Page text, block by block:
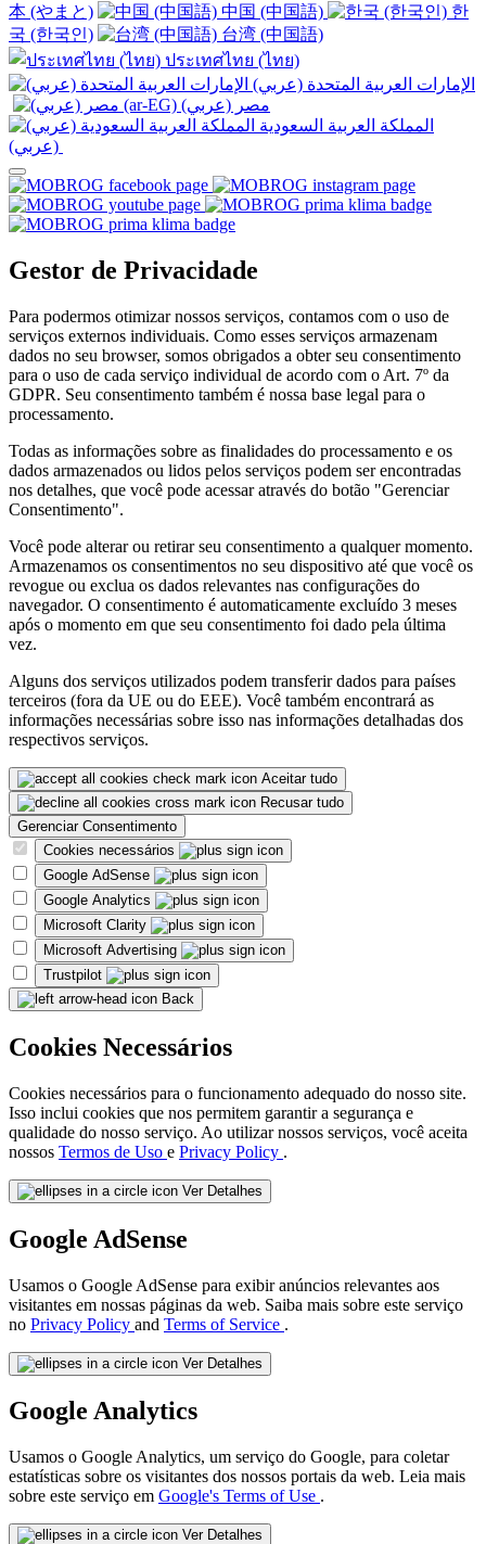
本 (やまと)
中国 (中国語)
한
국 (한국인)
台湾 (中国語)
ประเทศไทย (ไทย)
Gestor de Privacidade
Para podermos otimizar nossos serviços, contamos com o uso de
serviços externos individuais. Como esses serviços armazenam
dados no seu browser, somos obrigados a obter seu consentimento
para o uso de cada serviço individual de acordo com o Art. 7º da
GDPR. Seu consentimento também é nossa base legal para o
processamento.
Todas as informações sobre as finalidades do processamento e os
dados armazenados ou lidos pelos serviços podem ser encontradas
nos detalhes, que você pode acessar através do botão "Gerenciar
Consentimento".
Você pode alterar ou retirar seu consentimento a qualquer momento.
Armazenamos os consentimentos no seu dispositivo até que você os
revogue ou exclua os dados relevantes nas configurações do
navegador. O consentimento é automaticamente excluído 3 meses
após o momento em que seu consentimento foi dado pela última
vez.
Alguns dos serviços utilizados podem transferir dados para países
terceiros (fora da UE ou do EEE). Você também encontrará as
informações necessárias sobre isso nas informações detalhadas dos
respectivos serviços.
Aceitar tudo
Recusar tudo
Gerenciar Consentimento
Cookies necessários
Google AdSense
Google Analytics
Microsoft Clarity
Microsoft Advertising
Trustpilot
Back
Cookies Necessários
Cookies necessários para o funcionamento adequado do nosso site.
Isso inclui cookies que nos permitem garantir a segurança e
qualidade do nosso serviço. Ao utilizar nossos serviços, você aceita
nossos Termos de Uso e Privacy Policy .
Ver Detalhes
Google AdSense
Usamos o Google AdSense para exibir anúncios relevantes aos
visitantes em nossas páginas da web. Saiba mais sobre este serviço
no Privacy Policy and Terms of Service .
Ver Detalhes
Google Analytics
Usamos o Google Analytics, um serviço do Google, para coletar
estatísticas sobre os visitantes dos nossos portais da web. Leia mais
sobre este serviço em Google's Terms of Use .
Ver Detalhes